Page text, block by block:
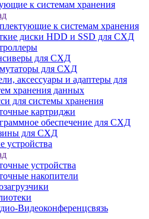
к системам хранения
к системам хранения
диски HDD и SSD для СХД
для СХД
для СХД
аксессуары и адаптеры для
хранения данных
для системы хранения
картриджи
обеспечение для СХД
для СХД
устройства
устройства
накопители
Видеоконференцсвязь